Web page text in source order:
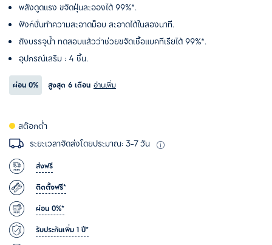
พลังดูดแรง ขจัดฝุ่นละอองได้ 99%*.
ฟังก์ชั่นทำความสะอาดม็อบ สะอาดได้ในสองนาที.
ถังบรรจุน้ำ ทดสอบแล้วว่าช่วยขจัดเชื้อแบคทีเรียได้ 99%*.
อุปกรณ์เสริม : 4 ชิ้น.
ผ่อน 0% สูงสุด 6 เดือน อ่านเพิ่ม
สต๊อกต่ำ
ระยะเวลาจัดส่งโดยประมาณ: 3-7 วัน
ส่งฟรี
ติดตั้งฟรี*
ผ่อน 0%*
รับประกันเพิ่ม 1 ปี*